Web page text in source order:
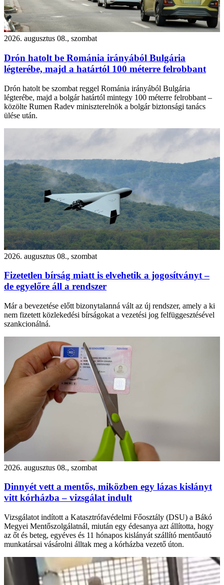
2026. augusztus 08., szombat
Drón hatolt be Románia irányából Bulgária
légterébe, majd a határtól 100 méterre felrobbant
Drón hatolt be szombat reggel Románia irányából Bulgária
légterébe, majd a bolgár határtól mintegy 100 méterre felrobbant –
közölte Rumen Radev miniszterelnök a bolgár biztonsági tanács
ülése után.
2026. augusztus 08., szombat
Fizetetlen bírság miatt is elvehetik a jogosítványt –
de egyelőre áll a rendszer
Már a bevezetése előtt bizonytalanná vált az új rendszer, amely a ki
nem fizetett közlekedési bírságokat a vezetési jog felfüggesztésével
szankcionálná.
2026. augusztus 08., szombat
Dinnyét vett a mentős, miközben egy lázas kislányt
vitt kórházba – vizsgálat indult
Vizsgálatot indított a Katasztrófavédelmi Főosztály (DSU) a Bákó
Megyei Mentőszolgálatnál, miután egy édesanya azt állította, hogy
az őt és beteg, egyéves és 11 hónapos kislányát szállító mentőautó
munkatársai vásárolni álltak meg a kórházba vezető úton.